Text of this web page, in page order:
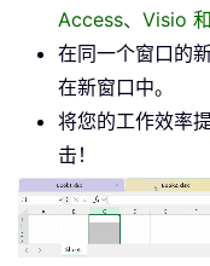
Access、Visio
在同一个窗口的
在新窗口中。
将您的工作效率
击！